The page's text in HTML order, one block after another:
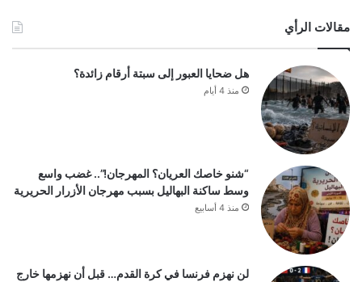
مقالات الرأي
هل ضحايا العبور إلى سبتة أرقام زائدة؟
منذ 4 أيام
“شنو خاصك العريان؟ المهرجان!”.. غضب واسع
وسط ساكنة البهاليل بسبب مهرجان الأزرار الحريرية
منذ 4 أسابيع
لن نهزم فرنسا في كرة القدم… قبل أن نهزمها خارج